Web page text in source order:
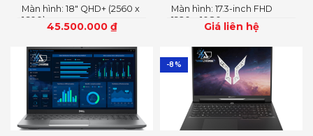
45.500.000 ₫
Màn hình: 18" QHD+ (2560 x
1600)
GDDR6
Giá liên hệ
Màn hình: 17.3-inch FHD
1920 x 1080
-8%